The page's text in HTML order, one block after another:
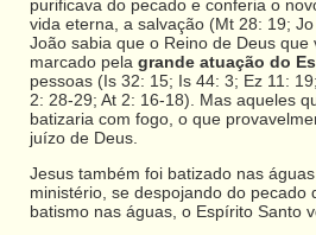
purificava do pecado e conferia o
vida eterna, a salvação (Mt 28: 19;
João sabia que o Reino de Deus que
marcado pela grande atuação do
pessoas (Is 32: 15; Is 44: 3; Ez 11:
2: 28-29; At 2: 16-18). Mas aqueles
batizaria com fogo, o que
juízo de Deus.
Jesus também foi batizado nas
ministério, se despojando do pecado
batismo nas águas, o Espírito Santo